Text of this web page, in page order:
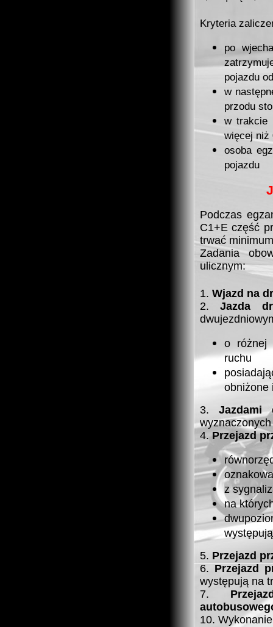
Kryteria
po
pojazdu
w
przodu
w trakcie
więcej niż
osoba
pojazdu
Podczas
C1+E część
trwać
Zadania
ulicznym:
1. Wjazd na
2.Jazda
o różnej
ruchu
obniżone
3. Jazdami
4. Przejazd
z
na
5. Przejazd
6. Przejazd
występują na
7.
10.